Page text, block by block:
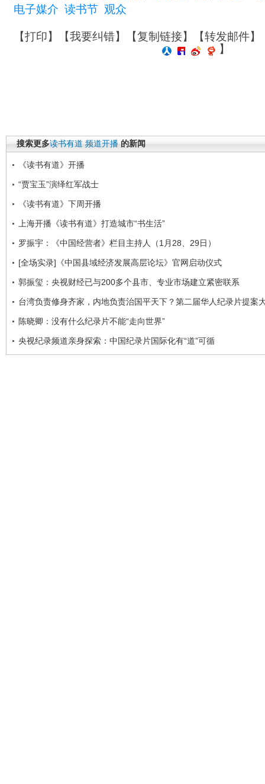
电子媒介 读书节 观众
【打印】【我要纠错】【复制链接】【转发邮件】
】
搜索更多读书有道 频道开播 的新闻
《读书有道》开播
“贾宝玉”演绎红军战士
《读书有道》下周开播
上海开播《读书有道》打造城市“书生活”
罗振宇：《中国经营者》栏目主持人（1月28、29日）
[全场实录]《中国县域经济发展高层论坛》官网启动仪式
郭振玺：央视财经已与200多个县市、专业市场建立紧密联系
台湾负责修身齐家，内地负责治国平天下？第二届华人纪录片提案
陈晓卿：没有什么纪录片不能“走向世界”
央视纪录频道亲身探索：中国纪录片国际化有“道”可循